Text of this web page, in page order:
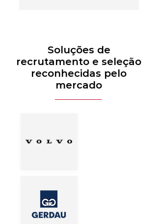
Soluções de
recrutamento e seleção
reconhecidas pelo
mercado